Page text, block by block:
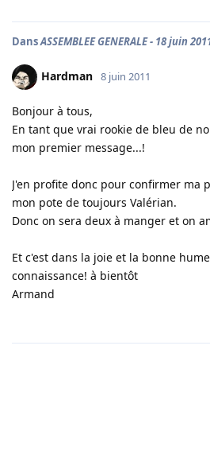
DansASSEMBLEE GENERALE - 18 juin
Hardman 8 juin 2011
Bonjour à tous,
En tant que vrai rookie de bleu de
mon premier message...!
J'en profite donc pour confirmer ma
mon pote de toujours Valérian.
Donc on sera deux à manger et on
Et c'est dans la joie et la bonne
connaissance! à bientôt
Armand